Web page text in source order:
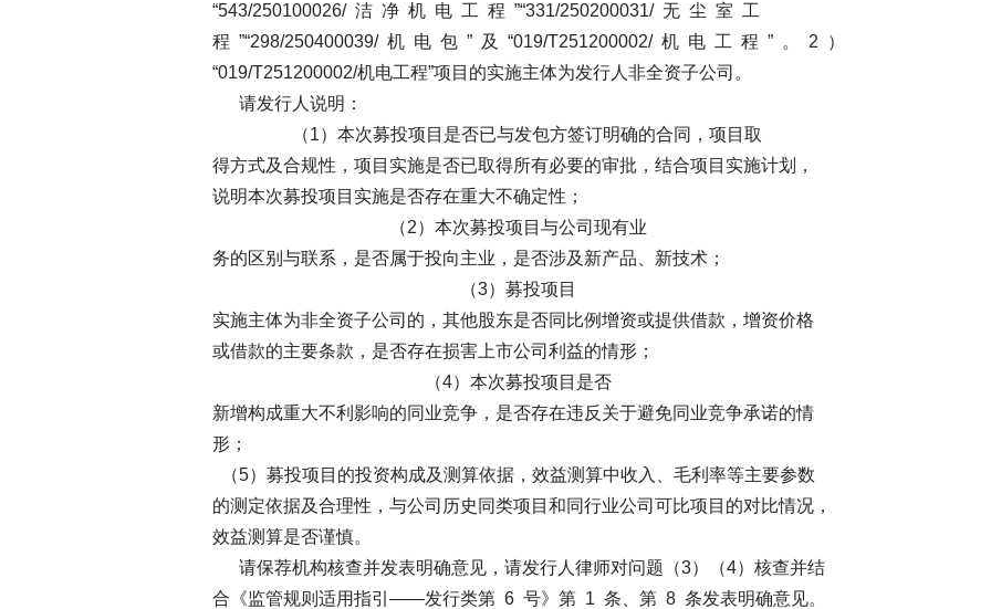
“543/250100026/ 洁 净 机 电 工 程 ”“331/250200031/ 无 尘 室 工
程 ”“298/250400039/ 机 电 包 ” 及 “019/T251200002/ 机 电 工 程 ” 。 2 ）
“019/T251200002/机电工程”项目的实施主体为发行人非全资子公司。
请发行人说明：
（1）本次募投项目是否已与发包方签订明确的合同，项目取
得方式及合规性，项目实施是否已取得所有必要的审批，结合项目实施计划，
说明本次募投项目实施是否存在重大不确定性；
（2）本次募投项目与公司现有业
务的区别与联系，是否属于投向主业，是否涉及新产品、新技术；
（3）募投项目
实施主体为非全资子公司的，其他股东是否同比例增资或提供借款，增资价格
或借款的主要条款，是否存在损害上市公司利益的情形；
（4）本次募投项目是否
新增构成重大不利影响的同业竞争，是否存在违反关于避免同业竞争承诺的情
形；
（5）募投项目的投资构成及测算依据，效益测算中收入、毛利率等主要参数
的测定依据及合理性，与公司历史同类项目和同行业公司可比项目的对比情况，
效益测算是否谨慎。
请保荐机构核查并发表明确意见，请发行人律师对问题（3）（4）核查并结
合《监管规则适用指引——发行类第 6 号》第 1 条、第 8 条发表明确意见。